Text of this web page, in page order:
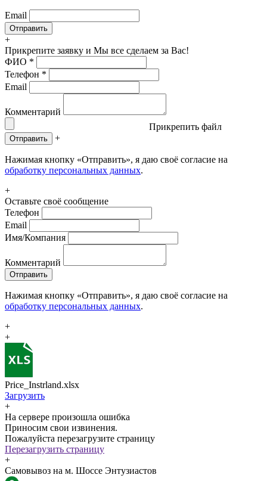
Email
+
Прикрепите заявку и Мы все сделаем за Вас!
ФИО *
Телефон *
Email
Комментарий
Прикрепить файл
Отправить +
Нажимая кнопку «Отправить», я даю своё согласие на
обработку персональных данных.
+
Оставьте своё сообщение
Телефон
Email
Имя/Компания
Комментарий
Отправить
Нажимая кнопку «Отправить», я даю своё согласие на
обработку персональных данных.
+
+
Price_Instrland.xlsx
Загрузить
+
На сервере произошла ошибка
Приносим свои извинения.
Пожалуйста перезагрузите страницу
Перезагрузить страницу
+
Самовывоз на м. Шоссе Энтузиастов